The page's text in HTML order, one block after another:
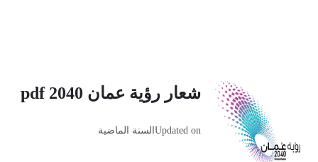
شعار رؤية عمان 2040 pdf
Updated on السنة الماضية